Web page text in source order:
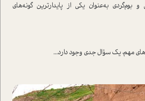
بوم‌گردی به‌عنوان یکی از پایدارترین گونه‌های
مهم، یک سؤال جدی وجود دارد...